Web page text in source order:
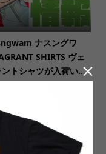
ナスングワ
SHIRTS ヴェ
トシャツが入荷い...